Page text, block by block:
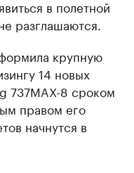
в полетной
разглашаются.
крупную
14 новых
737MAX-8 сроком
правом его
начнутся в